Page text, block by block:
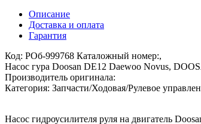
Описание
Доставка и оплата
Гарантия
Код: РОб-999768 Каталожный номер:,
Насос гура Doosan DE12 Daewoo Novus,
Производитель оригинала:
Категория: Запчасти/Ходовая/Рулевое
Насос гидроусилителя руля на двигатель